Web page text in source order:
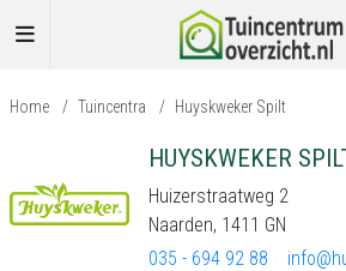
Home / Tuincentra / Huyskweker Spilt
HUYSKWEKER
Huizerstraatweg 2
Naarden, 1411 GN
035 - 694 92 88